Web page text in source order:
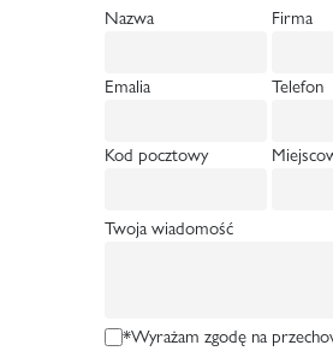
Nazwa Firma
Emalia Telefon
Kod pocztowy
Twoja wiadomość
*Wyrażam zgodę na